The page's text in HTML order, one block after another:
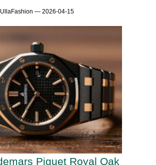
UllaFashion — 2026-04-15
Piguet Royal Oak